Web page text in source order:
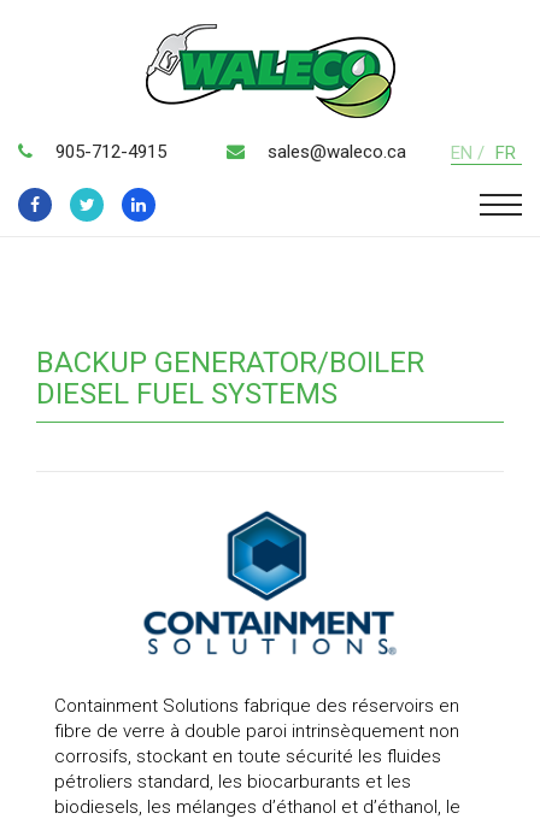
905-712-4915 sales@waleco.ca EN / FR
BACKUP GENERATOR/BOILER
DIESEL FUEL SYSTEMS
Containment Solutions fabrique des réservoirs en
fibre de verre à double paroi intrinsèquement non
corrosifs, stockant en toute sécurité les fluides
pétroliers standard, les biocarburants et les
biodiesels, les mélanges d’éthanol et d’éthanol, le